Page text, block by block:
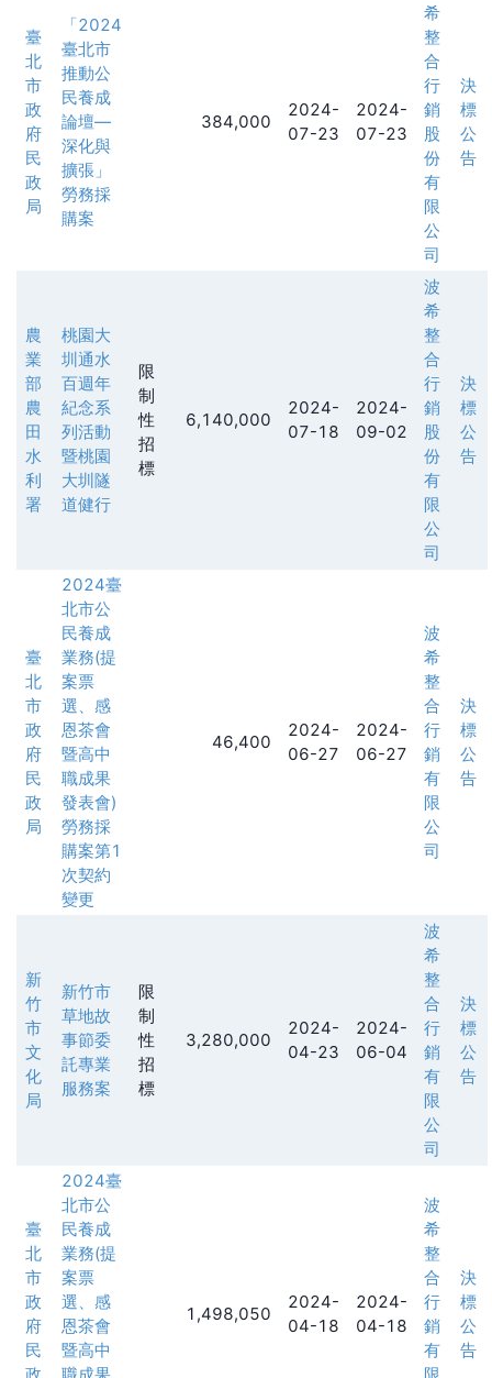
臺
北
市
政
府
民
政
局
「2024
臺北市
推動公
民養成
論壇—
深化與
擴張」
勞務採
購案
384,000
2024-
07-23
2024-
07-23
希
整
合
行
銷
股
份
有
限
公
司
決
標
公
告
農
業
部
農
田
水
利
署
桃園大
圳通水
百週年
紀念系
列活動
暨桃園
大圳隧
道健行
限
制
性
招
標
6,140,000
2024-
07-18
2024-
09-02
波
希
整
合
行
銷
股
份
有
限
公
司
決
標
公
告
臺
北
市
政
府
民
政
局
2024臺
北市公
民養成
業務(提
案票
選、感
恩茶會
暨高中
職成果
發表會)
勞務採
購案第1
次契約
變更
46,400
2024-
06-27
2024-
06-27
波
希
整
合
行
銷
有
限
公
司
決
標
公
告
新
竹
市
文
化
局
新竹市
草地故
事節委
託專業
服務案
限
制
性
招
標
3,280,000
2024-
04-23
2024-
06-04
波
希
整
合
行
銷
有
限
公
司
決
標
公
告
臺
北
市
政
府
民
2024臺
北市公
民養成
業務(提
案票
選、感
恩茶會
暨高中
1,498,050
2024-
04-18
2024-
04-18
波
希
整
合
行
銷
有
決
標
公
告